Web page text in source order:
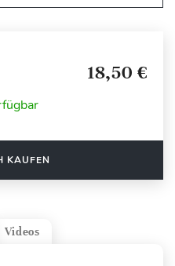
18,50 €
KAUFEN
Videos